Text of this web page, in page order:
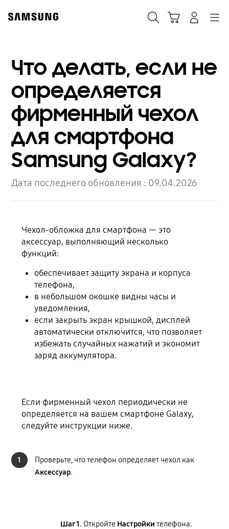
content
Что делать, если не
определяется
фирменный чехол
для смартфона
Samsung Galaxy?
Дата последнего обновления : 09.04.2026
Чехол-обложка для смартфона — это
аксессуар, выполняющий несколько
функций:
обеспечивает защиту экрана и корпуса
телефона,
в небольшом окошке видны часы и
уведомления,
если закрыть экран крышкой, дисплей
автоматически отключится, что позволяет
избежать случайных нажатий и экономит
заряд аккумулятора.
Если фирменный чехол периодически не
определяется на вашем смартфоне Galaxy,
следуйте инструкции ниже.
1
Проверьте, что телефон определяет чехол как
Аксессуар.
Шаг 1. Откройте Настройки телефона.